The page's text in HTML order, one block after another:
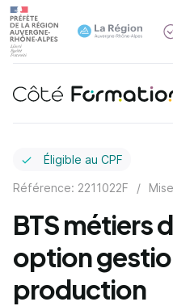
Éligible au CPF
Référence: 2211022F /
BTS métiers
option
production